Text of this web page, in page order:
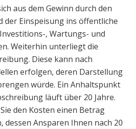
aus dem Gewinn durch den
der Einspeisung ins öffentliche
, Wartungs- und
Weiterhin unterliegt die
Diese kann nach
erfolgen, deren Darstellung
würde. Ein Anhaltspunkt
läuft über 20 Jahre.
den Kosten einen Betrag
dessen Ansparen Ihnen nach 20